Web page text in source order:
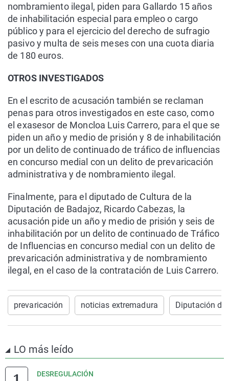
nombramiento ilegal, piden para Gallardo 15 años
de inhabilitación especial para empleo o cargo
público y para el ejercicio del derecho de sufragio
pasivo y multa de seis meses con una cuota diaria
de 180 euros.
OTROS INVESTIGADOS
En el escrito de acusación también se reclaman
penas para otros investigados en este caso, como
el exasesor de Moncloa Luis Carrero, para el que se
piden un año y medio de prisión y 8 de inhabilitación
por un delito de continuado de tráfico de influencias
en concurso medial con un delito de prevaricación
administrativa y de nombramiento ilegal.
Finalmente, para el diputado de Cultura de la
Diputación de Badajoz, Ricardo Cabezas, la
acusación pide un año y medio de prisión y seis de
inhabilitación por un delito de continuado de Tráfico
de Influencias en concurso medial con un delito de
prevaricación administrativa y de nombramiento
ilegal, en el caso de la contratación de Luis Carrero.
prevaricación noticias extremadura Diputación de
LO más leído
DESREGULACIÓN